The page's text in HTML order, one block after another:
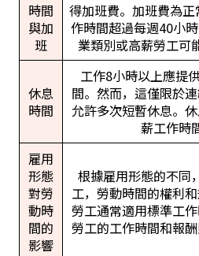
時間
與加
班
得加班費。加班費為
作時間超過每週40小
業類別或高薪勞工可
休息
時間
工作8小時以上應提
間。然而，這僅限於
允許多次短暫休息。
薪工作時
雇用
形態
對勞
動時
間的
影響
根據雇用形態的不同
工，勞動時間的權利
勞工通常適用標準工
勞工的工作時間和報